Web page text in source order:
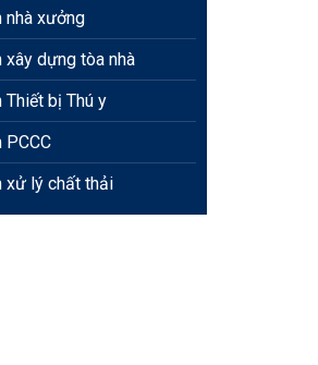
nhà xưởng
xây dựng tòa nhà
Thiết bị Thú y
PCCC
xử lý chất thải